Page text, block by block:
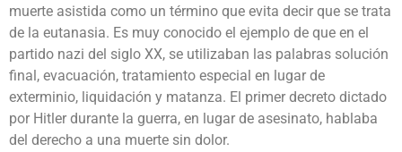
muerte asistida como un término que evita decir que se trata
de la eutanasia. Es muy conocido el ejemplo de que en el
partido nazi del siglo XX, se utilizaban las palabras solución
final, evacuación, tratamiento especial en lugar de
exterminio, liquidación y matanza. El primer decreto dictado
por Hitler durante la guerra, en lugar de asesinato, hablaba
del derecho a una muerte sin dolor.